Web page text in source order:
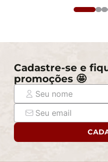
Cadastre-se e
promoções 🤩